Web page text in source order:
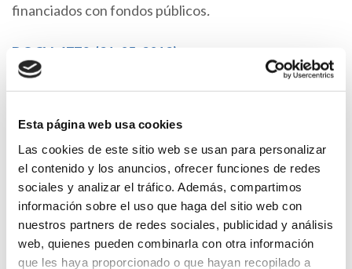
Esta página web usa cookies
Las cookies de este sitio web se usan para personalizar
el contenido y los anuncios, ofrecer funciones de redes
sociales y analizar el tráfico. Además, compartimos
información sobre el uso que haga del sitio web con
nuestros partners de redes sociales, publicidad y análisis
web, quienes pueden combinarla con otra información
que les haya proporcionado o que hayan recopilado a
financiados con fondos públicos.
DOCV 6778 (21-05-2012)
de mayo, del Consell, por el que se determinan las
condiciones de aplicación del Real Decreto Ley
14/2012, de 20 de abril, de medidas urgentes de
educativo no universitario en la Comunitat
Valenciana.
DOCV 6779 (22-05-2012): Orden 19/2012, de 21 de
mayo, de la Consellería de Educación, Formación y
Empleo, por la que se regula la aplicación del Real